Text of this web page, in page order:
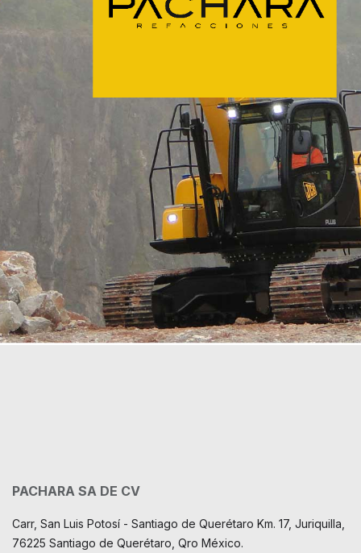
PACHARA SA DE CV
Carr, San Luis Potosí - Santiago de Querétaro Km. 17, Juriquilla,
76225 Santiago de Querétaro, Qro México.